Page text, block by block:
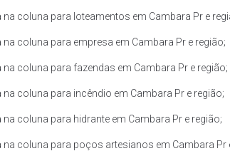
coluna para loteamentos em Cambara Pr e
coluna para empresa em Cambara Pr e região;
coluna para fazendas em Cambara Pr e região;
coluna para incêndio em Cambara Pr e região;
coluna para hidrante em Cambara Pr e região;
coluna para poços artesianos em Cambara Pr